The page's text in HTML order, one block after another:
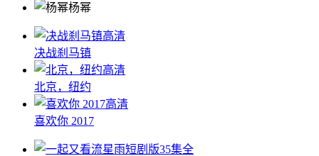
杨幂
高清
决战刹马镇
高清
北京，纽约
高清
喜欢你 2017
35集全